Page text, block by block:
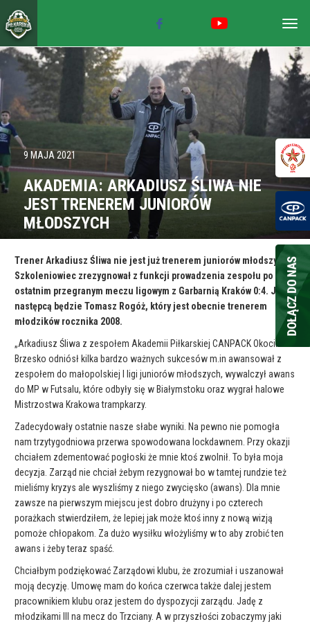
9 MAJA 2021
AKADEMIA: ARKADIUSZ ŚLIWA NIE
JEST TRENEREM JUNIORÓW
MŁODSZYCH
Trener Arkadiusz Śliwa nie jest już trenerem juniorów młodszych.
Szkoleniowiec zrezygnował z funkcji prowadzenia zespołu po
ostatnim przegranym meczu ligowym z Garbarnią Kraków 0:4. Jego
następcą będzie Tomasz Rogóż, który jest obecnie trenerem
młodzików rocznika 2008.
„Arkadiusz Śliwa z zespołem Akademii Piłkarskiej CANPACK Okocimski
Brzesko odniósł kilka bardzo ważnych sukcesów m.in awansował z
zespołem do małopolskiej I ligi juniorów młodszych, wywalczył awans
do MP w Futsalu, które odbyły się w Białymstoku oraz wygrał halowe
Mistrzostwa Krakowa trampkarzy.
Zadecydowały ostatnie nasze słabe wyniki. Na pewno nie pomogła
nam trzytygodniowa przerwa spowodowana lockdawnem. Przy okazji
chciałem zdementować pogłoski że mnie ktoś zwolnił. To była moja
decyzja. Zarząd nie chciał żebym rezygnował bo w tamtej rundzie też
mieliśmy kryzys ale wyszliśmy z niego zwycięsko (awans). Dla mnie
zawsze na pierwszym miejscu jest dobro drużyny i po czterech
porażkach stwierdziłem, że lepiej jak może ktoś inny z nową wizją
pomoże chłopakom. Za dużo wysiłku włożyliśmy w to aby zrobić ten
awans i żeby teraz spaść.
Chciałbym podziękować Zarządowi klubu, że zrozumiał i uszanował
moją decyzję. Umowę mam do końca czerwca także dalej jestem
pracownikiem klubu oraz jestem do dyspozycji zarządu. Jadę z
młodzikami III na mecz do Trzciany. A w przyszłości zobaczymy jaki